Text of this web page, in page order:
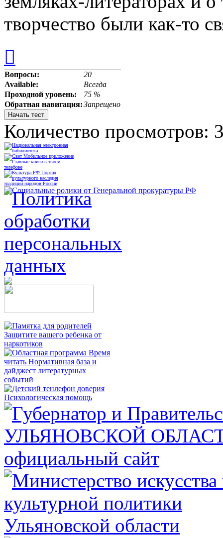
творчество были как-то

Вопросы:
20
Available:
Всегда
Проходной уровень:
75 %
Обратная навигация:Запрещено
Количество просмотров: